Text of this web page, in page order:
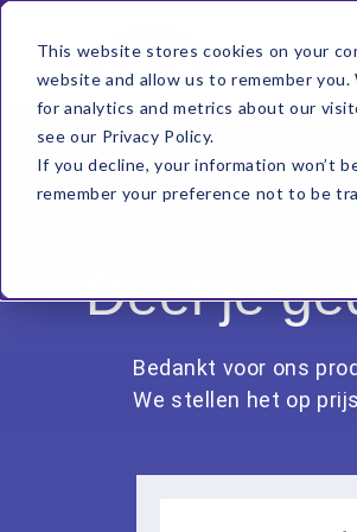
This website stores cookies on your
website and allow us to remember
for analytics and metrics about our
see our Privacy Policy.
If you decline, your information won’t
remember your preference not to be
Deel je
Bedankt voor ons
We stellen het op